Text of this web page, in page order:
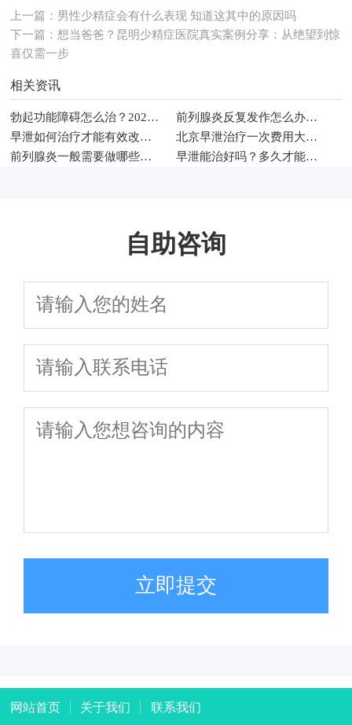
上一篇： 男性少精症会有什么表现 知道这其中的原因吗
下一篇：想当爸爸？昆明少精症医院真实案例分享：从绝望到惊
喜仅需一步
相关资讯
勃起功能障碍怎么治？2026年男科常见治疗方法与调理建议
前列腺炎反复发作怎么办？2026年男性科学治疗与日常护理指南
早泄如何治疗才能有效改善性生活时间
北京早泄治疗一次费用大概多少钱
前列腺炎一般需要做哪些检查项目
早泄能治好吗？多久才能恢复
自助咨询
立即提交
网站首页 关于我们 联系我们